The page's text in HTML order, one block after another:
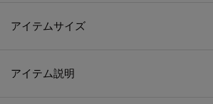
アイテムサイズ
アイテム説明